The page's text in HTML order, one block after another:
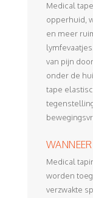
Medical
opperhuid,
en meer
van pijn
onder de
tape
WANNEER
Medical
worden
verzwakte